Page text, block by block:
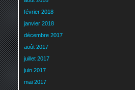
février 2018
janvier 2018
décembre 2017
août 2017
juillet 2017
juin 2017
mai 2017